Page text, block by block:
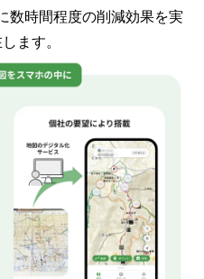
数時間程度の削減効果を実
ます。